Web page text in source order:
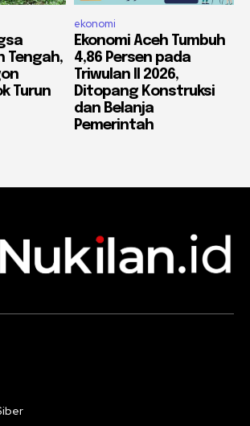
Tengah,
Turun
ekonomi
Ekonomi Aceh Tumbuh
4,86 Persen pada
Triwulan II 2026,
Ditopang Konstruksi
dan Belanja
Pemerintah